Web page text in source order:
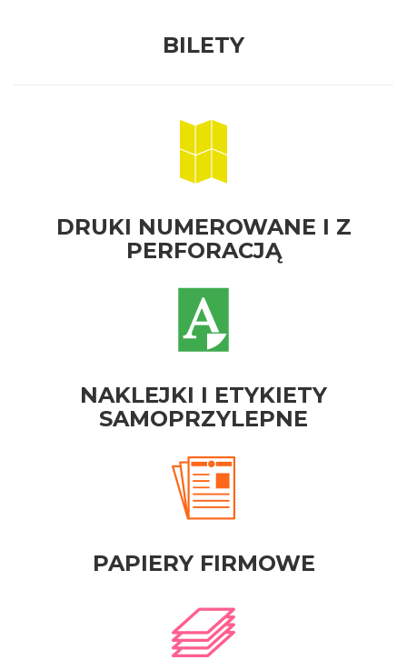
BILETY
DRUKI NUMEROWANE I Z
PERFORACJĄ
NAKLEJKI I ETYKIETY
SAMOPRZYLEPNE
PAPIERY FIRMOWE